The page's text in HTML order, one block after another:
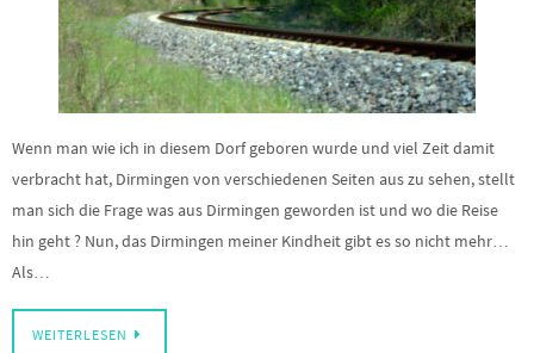
Wenn man wie ich in diesem Dorf geboren wurde und viel Zeit damit
verbracht hat, Dirmingen von verschiedenen Seiten aus zu sehen, stellt
man sich die Frage was aus Dirmingen geworden ist und wo die Reise
hin geht ? Nun, das Dirmingen meiner Kindheit gibt es so nicht mehr…
Als…
WEITERLESEN